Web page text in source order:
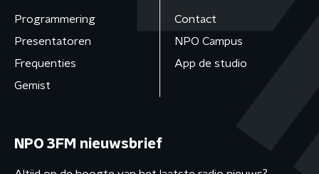
Programmering
Presentatoren
Frequenties
Gemist
Contact
NPO Campus
App de studio
NPO 3FM nieuwsbrief